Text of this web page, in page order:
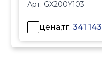
Арт: GX200Y103
цена,тг:341 143